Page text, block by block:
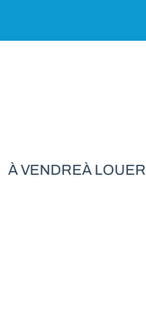
À VENDREÀ LOUER